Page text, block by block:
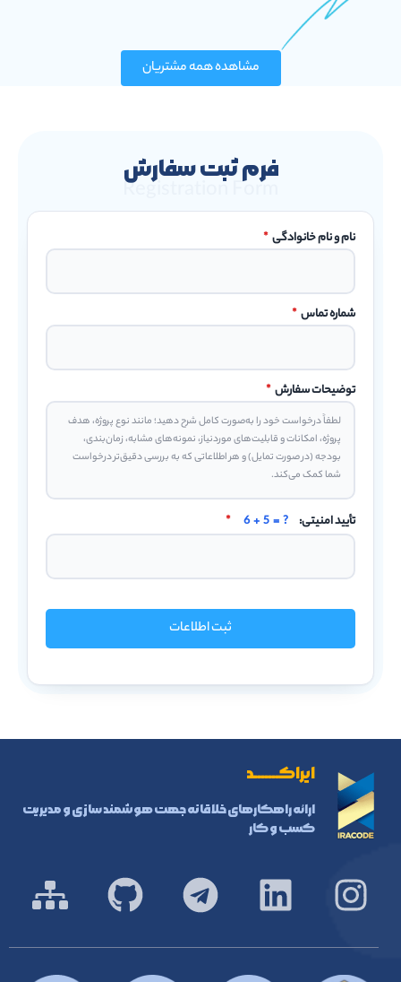
مشاهده همه مشتریان
فرم ثبت سفارش
Registration Form
نام و نام خانوادگی *
شماره تماس *
توضیحات سفارش *
تأیید امنیتی: 6 + 5 = ?
*
ثبت اطلاعات
ایراکـــــــد
ارائه راهکارهای خلاقانه جهت هوشمند سازی و مدیریت
کسب و کار